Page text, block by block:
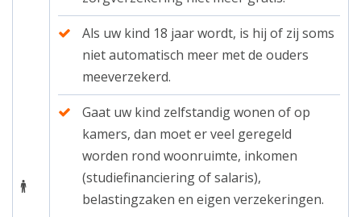
Als uw kind 18 jaar wordt, is hij of zij soms
niet automatisch meer met de ouders
meeverzekerd.
Gaat uw kind zelfstandig wonen of op
kamers, dan moet er veel geregeld
worden rond woonruimte, inkomen
(studiefinanciering of salaris),
belastingzaken en eigen verzekeringen.